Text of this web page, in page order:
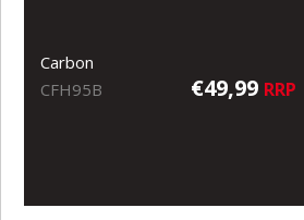
Carbon
CFH95B
€49,99 RRP